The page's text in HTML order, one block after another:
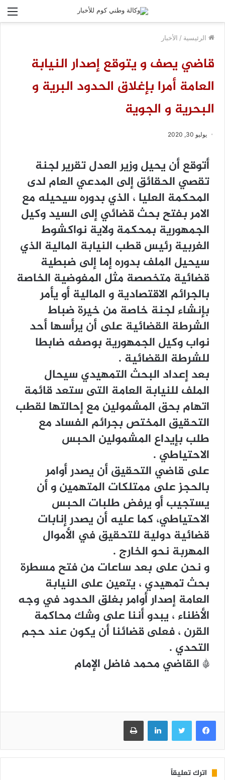
الرئيسية / الأخبار
قاضي يصف و يتوقع إصدار النيابة
العامة أمرا بإغلاق الحدود البرية و
البحرية و الجوية
يوليو 30, 2020
ﺃﺗﻮﻗﻊ ﺃﻥ ﻳﺤﻴﻞ ﻭﺯﻳﺮ ﺍﻟﻌﺪﻝ ﺗﻘﺮﻳﺮ ﻟﺠﻨﺔ
ﺗﻘﺼﻲ ﺍﻟﺤﻘﺎﺋﻖ ﺇﻟﻰ ﺍﻟﻤﺪﻋﻲ ﺍﻟﻌﺎﻡ ﻟﺪﻯ
ﺍﻟﻤﺤﻜﻤﺔ ﺍﻟﻌﻠﻴﺎ ، ﺍﻟﺬﻱ ﺑﺪﻭﺭﻩ ﺳﻴﺤﻴﻠﻪ ﻣﻊ
ﺍﻻﻣﺮ ﺑﻔﺘﺢ ﺑﺤﺚ ﻗﻀﺎﺋﻲ ﺇﻟﻰ ﺍﻟﺴﻴﺪ ﻭﻛﻴﻞ
ﺍﻟﺠﻤﻬﻮﺭﻳﺔ ﺑﻤﺤﻜﻤﺔ ﻭﻻﻳﺔ ﻧﻮﺍﻛﺸﻮﻁ
ﺍﻟﻐﺮﺑﻴﺔ ﺭﺋﻴﺲ ﻗﻄﺐ ﺍﻟﻨﻴﺎﺑﺔ ﺍﻟﻤﺎﻟﻴﺔ ﺍﻟﺬﻱ
ﺳﻴﺤﻴﻞ ﺍﻟﻤﻠﻒ ﺑﺪﻭﺭﻩ ﺇﻣﺎ ﺇﻟﻰ ﺿﺒﻄﻴﺔ
ﻗﻀﺎﺋﻴﺔ ﻣﺘﺨﺼﺼﺔ ﻣﺜﻞ ﺍﻟﻤﻔﻮﺿﻴﺔ ﺍﻟﺨﺎﺻﺔ
ﺑﺎﻟﺠﺮﺍﺋﻢ ﺍﻻﻗﺘﺼﺎﺩﻳﺔ ﻭ ﺍﻟﻤﺎﻟﻴﺔ ﺃﻭ ﻳﺄﻣﺮ
ﺑﺈﻧﺸﺎﺀ ﻟﺠﻨﺔ ﺧﺎﺻﺔ ﻣﻦ ﺧﻴﺮﺓ ﺿﺒﺎﻁ
ﺍﻟﺸﺮﻃﺔ ﺍﻟﻘﻀﺎﺋﻴﺔ ﻋﻠﻰ ﺃﻥ ﻳﺮﺃﺳﻬﺎ ﺃﺣﺪ
ﻧﻮﺍﺏ ﻭﻛﻴﻞ ﺍﻟﺠﻤﻬﻮﺭﻳﺔ ﺑﻮﺻﻔﻪ ﺿﺎﺑﻄﺎ
ﻟﻠﺸﺮﻃﺔ ﺍﻟﻘﻀﺎﺋﻴﺔ .
ﺑﻌﺪ ﺇﻋﺪﺍﺩ ﺍﻟﺒﺤﺚ ﺍﻟﺘﻤﻬﻴﺪﻱ ﺳﻴﺤﺎﻝ
ﺍﻟﻤﻠﻒ ﻟﻠﻨﻴﺎﺑﺔ ﺍﻟﻌﺎﻣﺔ ﺍﻟﺘﻰ ﺳﺘﻌﺪ ﻗﺎﺋﻤﺔ
ﺍﺗﻬﺎﻡ ﺑﺤﻖ ﺍﻟﻤﺸﻤﻮﻟﻴﻦ ﻣﻊ ﺇﺣﺎﻟﺘﻬﺎ ﻟﻘﻄﺐ
ﺍﻟﺘﺤﻘﻴﻖ ﺍﻟﻤﺨﺘﺺ ﺑﺠﺮﺍﺋﻢ ﺍﻟﻔﺴﺎﺩ ﻣﻊ
ﻃﻠﺐ ﺑﺈﻳﺪﺍﻉ ﺍﻟﻤﺸﻤﻮﻟﻴﻦ ﺍﻟﺤﺒﺲ
ﺍﻻﺣﺘﻴﺎﻃﻲ .
ﻋﻠﻰ ﻗﺎﺿﻲ ﺍﻟﺘﺤﻘﻴﻖ ﺃﻥ ﻳﺼﺪﺭ ﺃﻭﺍﻣﺮ
ﺑﺎﻟﺤﺠﺰ ﻋﻠﻰ ﻣﻤﺘﻠﻜﺎﺕ ﺍﻟﻤﺘﻬﻤﻴﻦ ﻭ ﺃﻥ
ﻳﺴﺘﺠﻴﺐ ﺃﻭ ﻳﺮﻓﺾ ﻃﻠﺒﺎﺕ ﺍﻟﺤﺒﺲ
ﺍﻻﺣﺘﻴﺎﻃﻲ، ﻛﻤﺎ ﻋﻠﻴﻪ ﺃﻥ ﻳﺼﺪﺭ ﺇﻧﺎﺑﺎﺕ
ﻗﻀﺎﺋﻴﺔ ﺩﻭﻟﻴﺔ ﻟﻠﺘﺤﻘﻴﻖ ﻓﻲ ﺍﻷﻣﻮﺍﻝ
ﺍﻟﻤﻬﺮﺑﺔ ﻧﺤﻮ ﺍﻟﺨﺎﺭﺝ .
ﻭ ﻧﺤﻦ ﻋﻠﻰ ﺑﻌﺪ ﺳﺎﻋﺎﺕ ﻣﻦ ﻓﺘﺢ ﻣﺴﻄﺮﺓ
ﺑﺤﺚ ﺗﻤﻬﻴﺪﻱ ، ﻳﺘﻌﻴﻦ ﻋﻠﻰ ﺍﻟﻨﻴﺎﺑﺔ
ﺍﻟﻌﺎﻣﺔ ﺇﺻﺪﺍﺭ ﺃﻭﺍﻣﺮ ﺑﻐﻠﻖ ﺍﻟﺤﺪﻭﺩ ﻓﻲ ﻭﺟﻪ
ﺍﻷﻇﻨﺎﺀ ، ﻳﺒﺪﻭ ﺃﻧﻨﺎ ﻋﻠﻰ ﻭﺷﻚ ﻣﺤﺎﻛﻤﺔ
ﺍﻟﻘﺮﻥ ، ﻓﻌﻠﻰ ﻗﻀﺎﺋﻨﺎ ﺃﻥ ﻳﻜﻮﻥ ﻋﻨﺪ ﺣﺠﻢ
ﺍﻟﺘﺤﺪﻱ .
* ﺍﻟﻘﺎﺿﻲ ﻣﺤﻤﺪ ﻓﺎﺿﻞ ﺍﻹﻣﺎﻡ
فيسبوك تويتر لينكدإن طباعة
اترك تعليقاً